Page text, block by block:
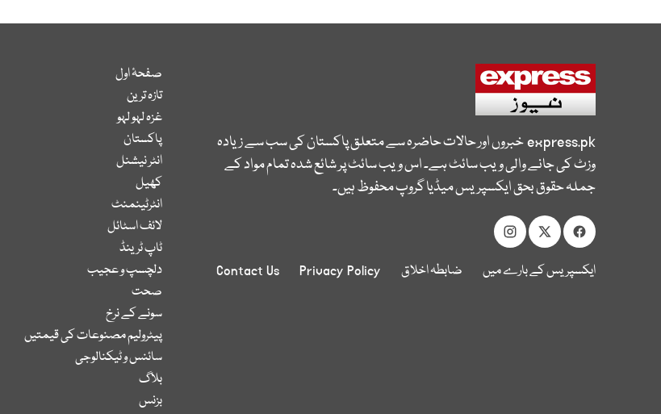
express.pkخبروں اور حالات حاضرہ سے متعلق پاکستان کی سب سے زیادہ
وزٹ کی جانے والی ویب سائٹ ہے۔ اس ویب سائٹ پر شائع شدہ تمام مواد کے
جملہ حقوق بحق ایکسپریس میڈیا گروپ محفوظ ہیں۔
ایکسپریس کے بارے میں ضابطہ اخلاق Privacy Policy
Contact Us
صفحۂ اول
تازہ ترین
غزہ لہو لہو
پاکستان
انٹر نیشنل
کھیل
انٹرٹینمنٹ
لائف اسٹائل
ٹاپ ٹرینڈ
دلچسپ و عجیب
صحت
سونے کے نرخ
پیٹرولیم مصنوعات کی قیمتیں
سائنس و ٹیکنالوجی
بلاگ
بزنس